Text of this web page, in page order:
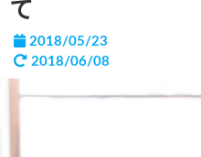
て
2018/05/23
2018/06/08